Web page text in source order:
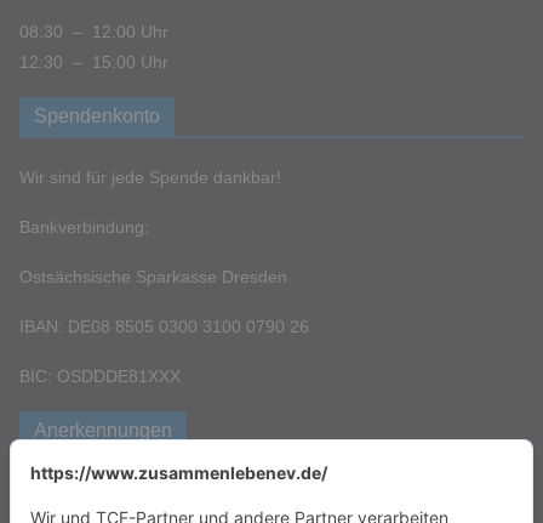
08:30 – 12:00 Uhr
12:30 – 15:00 Uhr
Spendenkonto
Wir sind für jede Spende dankbar!
Bankverbindung:
Ostsächsische Sparkasse Dresden
IBAN: DE08 8505 0300 3100 0790 26
BIC: OSDDDE81XXX
Anerkennungen